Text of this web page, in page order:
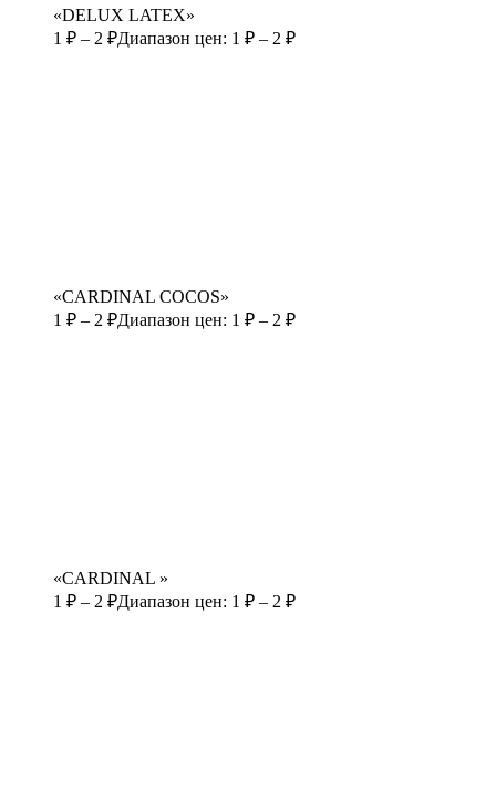
«DELUX LATEX»
1 ₽ – 2 ₽Диапазон цен: 1 ₽ – 2 ₽
«CARDINAL COCOS»
1 ₽ – 2 ₽Диапазон цен: 1 ₽ – 2 ₽
«CARDINAL »
1 ₽ – 2 ₽Диапазон цен: 1 ₽ – 2 ₽